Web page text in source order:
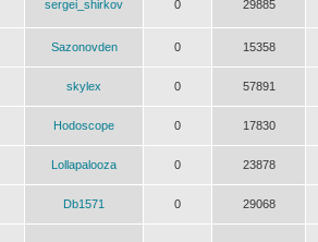
sergei_shirkov 0 29885
Sazonovden 0 15358
skylex 0 57891
Hodoscope 0 17830
Lollapalooza 0 23878
Db1571 0 29068